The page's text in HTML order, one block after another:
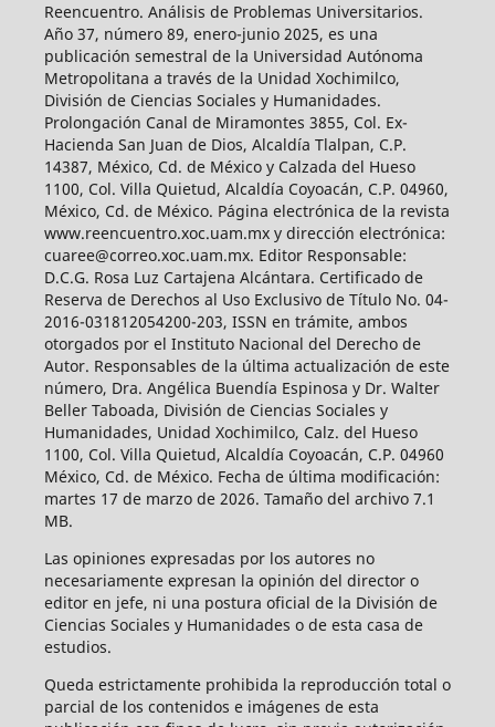
Reencuentro. Análisis de Problemas Universitarios.
Año 37, número 89, enero-junio 2025, es una
publicación semestral de la Universidad Autónoma
Metropolitana a través de la Unidad Xochimilco,
División de Ciencias Sociales y Humanidades.
Prolongación Canal de Miramontes 3855, Col. Ex-
Hacienda San Juan de Dios, Alcaldía Tlalpan, C.P.
14387, México, Cd. de México y Calzada del Hueso
1100, Col. Villa Quietud, Alcaldía Coyoacán, C.P. 04960,
México, Cd. de México. Página electrónica de la revista
www.reencuentro.xoc.uam.mx y dirección electrónica:
cuaree@correo.xoc.uam.mx. Editor Responsable:
D.C.G. Rosa Luz Cartajena Alcántara. Certificado de
Reserva de Derechos al Uso Exclusivo de Título No. 04-
2016-031812054200-203, ISSN en trámite, ambos
otorgados por el Instituto Nacional del Derecho de
Autor. Responsables de la última actualización de este
número, Dra. Angélica Buendía Espinosa y Dr. Walter
Beller Taboada, División de Ciencias Sociales y
Humanidades, Unidad Xochimilco, Calz. del Hueso
1100, Col. Villa Quietud, Alcaldía Coyoacán, C.P. 04960
México, Cd. de México. Fecha de última modificación:
martes 17 de marzo de 2026. Tamaño del archivo 7.1
MB.
Las opiniones expresadas por los autores no
necesariamente expresan la opinión del director o
editor en jefe, ni una postura oficial de la División de
Ciencias Sociales y Humanidades o de esta casa de
estudios.
Queda estrictamente prohibida la reproducción total o
parcial de los contenidos e imágenes de esta